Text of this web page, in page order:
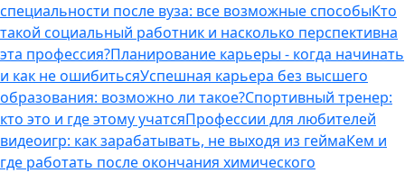
специальности после вуза: все возможные способыКто
такой социальный работник и насколько перспективна
эта профессия?Планирование карьеры - когда начинать
и как не ошибитьсяУспешная карьера без высшего
образования: возможно ли такое?Спортивный тренер:
кто это и где этому учатсяПрофессии для любителей
видеоигр: как зарабатывать, не выходя из геймаКем и
где работать после окончания химического